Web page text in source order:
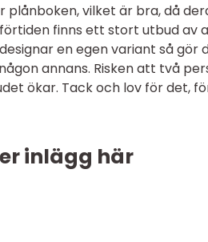
vilket är bra, då
finns ett stort utbud av
en egen variant så gör
annans. Risken att två
ökar. Tack och lov för det,
inlägg här